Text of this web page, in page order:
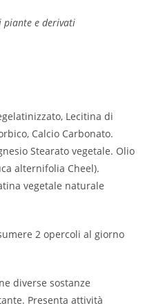
piante e derivati
Lecitina di
Calcio Carbonato.
Stearato vegetale. Olio
alternifolia Cheel).
vegetale naturale
2 opercoli al giorno
diverse sostanze
Presenta attività